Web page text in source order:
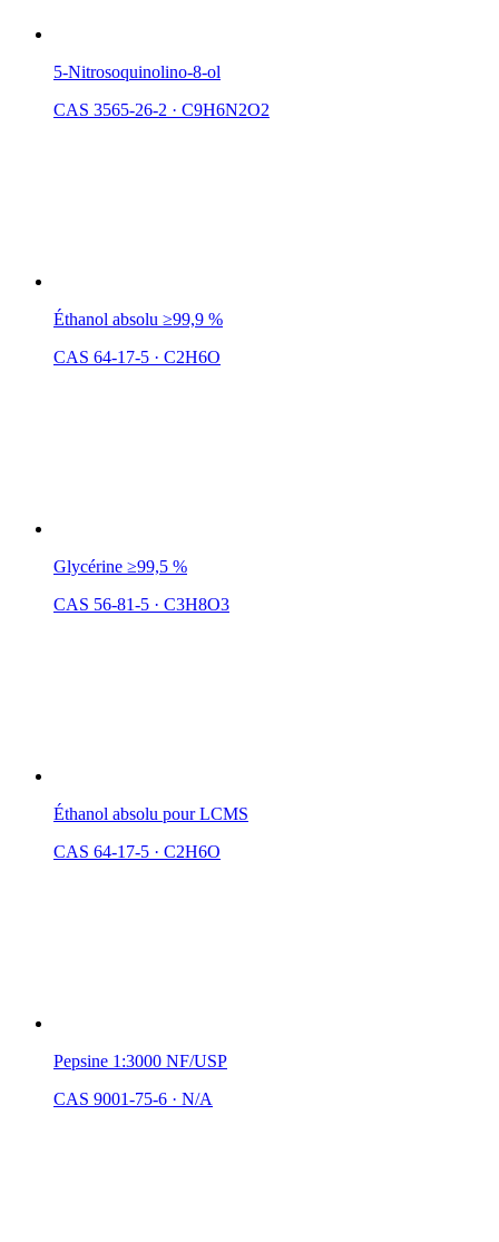
5-Nitrosoquinolino-8-ol
CAS 3565-26-2 · C9H6N2O2
Éthanol absolu ≥99,9 %
CAS 64-17-5 · C2H6O
Glycérine ≥99,5 %
CAS 56-81-5 · C3H8O3
Éthanol absolu pour LCMS
CAS 64-17-5 · C2H6O
Pepsine 1:3000 NF/USP
CAS 9001-75-6 · N/A